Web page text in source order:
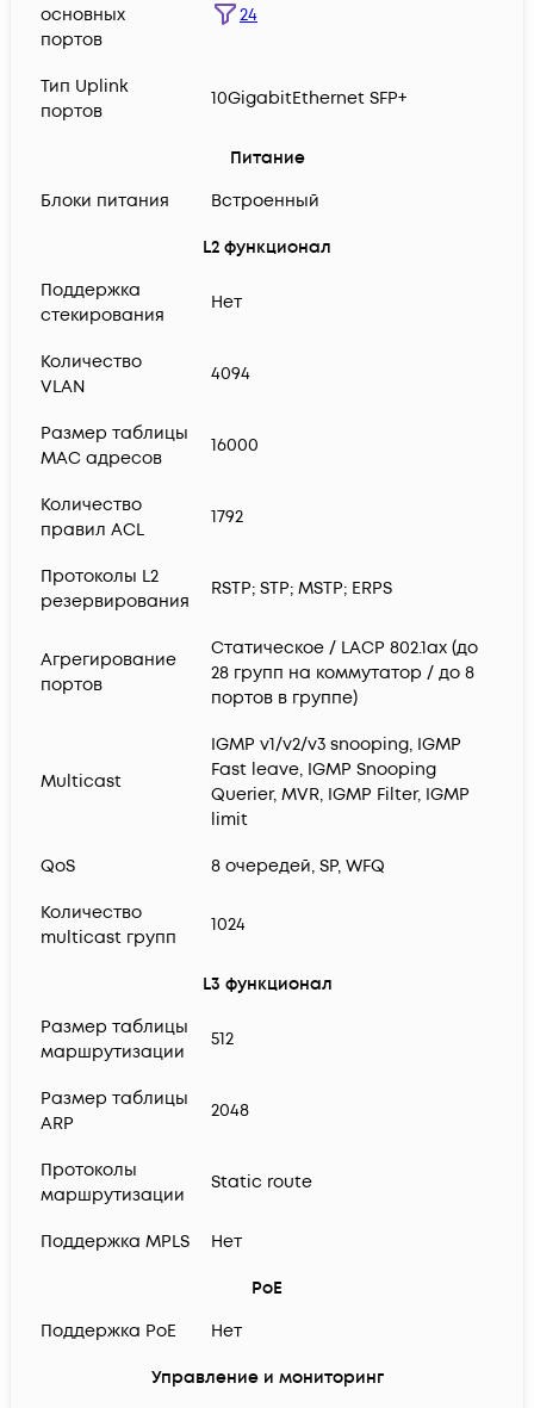
основных
портов
24
Тип Uplink
портов
10GigabitEthernet SFP+
Питание
Блоки питания
Встроенный
L2 функционал
Поддержка
стекирования
Нет
Количество
VLAN
4094
Размер таблицы
MAC адресов
16000
Количество
правил ACL
1792
Протоколы L2
резервирования
RSTP; STP; MSTP; ERPS
Агрегирование
портов
Статическое / LACP 802.1ax (до
28 групп на коммутатор / до 8
портов в группе)
Multicast
IGMP v1/v2/v3 snooping, IGMP
Fast leave, IGMP Snooping
Querier, MVR, IGMP Filter, IGMP
limit
QoS 8 очередей, SP, WFQ
Количество
multicast групп
1024
L3 функционал
Размер таблицы
маршрутизации
512
Размер таблицы
ARP
2048
Протоколы
маршрутизации
Static route
Поддержка MPLS Нет
PoE
Поддержка PoE
Нет
Управление и мониторинг